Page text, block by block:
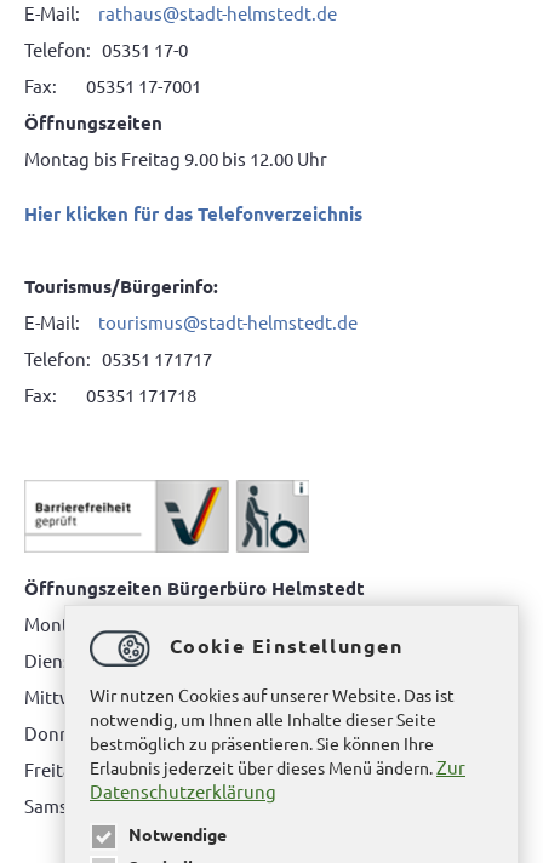
E-Mail: rathaus@stadt-helmstedt.de
Telefon: 05351 17-0
Fax: 05351 17-7001
Öffnungszeiten
Montag bis Freitag 9.00 bis 12.00 Uhr
Hier klicken für das Telefonverzeichnis
Tourismus/Bürgerinfo:
E-Mail: tourismus@stadt-helmstedt.de
Telefon: 05351 171717
Fax: 05351 171718
Öffnungszeiten Bürgerbüro Helmstedt
Montag: 08.00 bis 12.00 Uhr
Dienstag: 08.00 bis 12.00 Uhr & 15.00 Uhr bis 17.00 Uhr
Mittwoch: nur nach Terminvereinbarung
Donnerstag: 08.00 bis 12.00 Uhr & 14.00 Uhr bis 16.00 Uhr
Freitag: nur nach Terminvereinbarung
Samstag:bitte hier klicken
Cookie Einstellungen
Wir nutzen Cookies auf unserer Website. Das ist
notwendig, um Ihnen alle Inhalte dieser Seite
bestmöglich zu präsentieren. Sie können Ihre
Erlaubnis jederzeit über dieses Menü ändern.Zur
Datenschutzerklärung
Notwendige